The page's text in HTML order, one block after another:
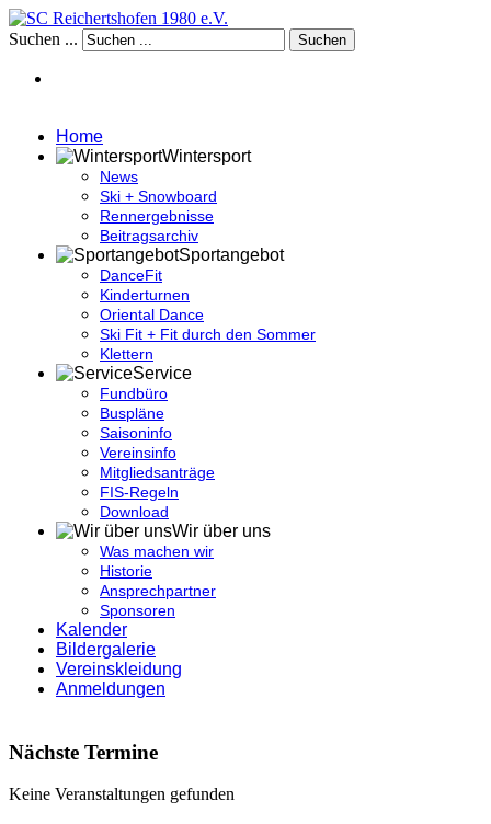
Suchen ... Suchen
Home
Wintersport
News
Ski + Snowboard
Rennergebnisse
Beitragsarchiv
Sportangebot
DanceFit
Kinderturnen
Oriental Dance
Ski Fit + Fit durch den Sommer
Klettern
Service
Fundbüro
Buspläne
Saisoninfo
Vereinsinfo
Mitgliedsanträge
FIS-Regeln
Download
Wir über uns
Was machen wir
Historie
Ansprechpartner
Sponsoren
Kalender
Bildergalerie
Vereinskleidung
Anmeldungen
Nächste Termine
Keine Veranstaltungen gefunden